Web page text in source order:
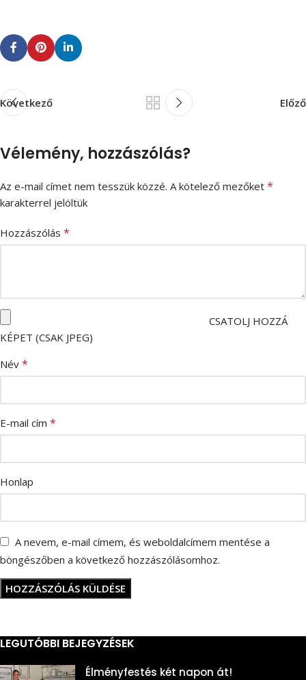
Következő Előző
Vélemény, hozzászólás?
Az e-mail címet nem tesszük közzé. A kötelező mezőket *
karakterrel jelöltük
Hozzászólás *
CSATOLJ HOZZÁ
KÉPET (CSAK JPEG)
Név *
E-mail cím *
Honlap
A nevem, e-mail címem, és weboldalcímem mentése a
böngészőben a következő hozzászólásomhoz.
LEGUTÓBBI BEJEGYZÉSEK
Élményfestés két napon át!